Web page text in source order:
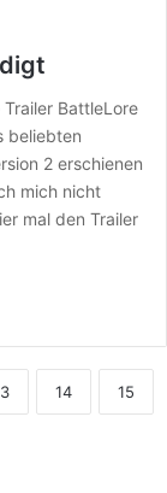
BattleLore
beliebten
2 erschienen
mich nicht
mal den Trailer
14 15